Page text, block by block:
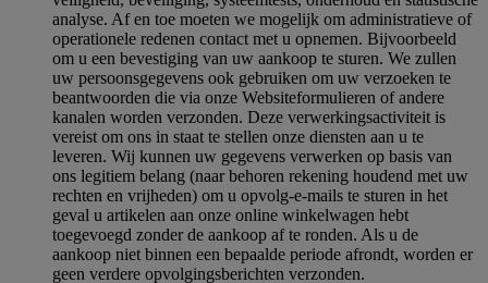
analyse. Af en toe moeten we mogelijk om administratieve of
operationele redenen contact met u opnemen. Bijvoorbeeld
om u een bevestiging van uw aankoop te sturen. We zullen
uw persoonsgegevens ook gebruiken om uw verzoeken te
beantwoorden die via onze Websiteformulieren of andere
kanalen worden verzonden. Deze verwerkingsactiviteit is
vereist om ons in staat te stellen onze diensten aan u te
leveren. Wij kunnen uw gegevens verwerken op basis van
ons legitiem belang (naar behoren rekening houdend met uw
rechten en vrijheden) om u opvolg-e-mails te sturen in het
geval u artikelen aan onze online winkelwagen hebt
toegevoegd zonder de aankoop af te ronden. Als u de
aankoop niet binnen een bepaalde periode afrondt, worden er
geen verdere opvolgingsberichten verzonden.